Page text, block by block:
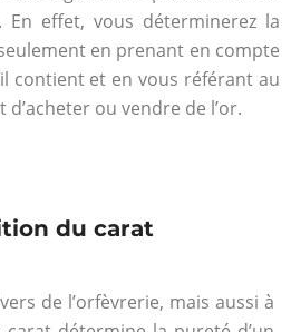
En effet, vous déterminerez la
en prenant en compte
contient et en vous référant au
d’acheter ou vendre de l’or.
du carat
de l’orfèvrerie, mais aussi à